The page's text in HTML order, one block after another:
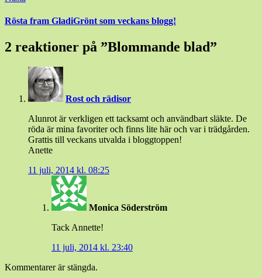
Rösta fram GladiGrönt som veckans blogg!
2 reaktioner på ”Blommande blad”
Rost och rädisor
Alunrot är verkligen ett tacksamt och användbart släkte. De
röda är mina favoriter och finns lite här och var i trädgården.
Grattis till veckans utvalda i bloggtoppen!
Anette
11 juli, 2014 kl. 08:25
Monica Söderström
Tack Annette!
11 juli, 2014 kl. 23:40
Kommentarer är stängda.